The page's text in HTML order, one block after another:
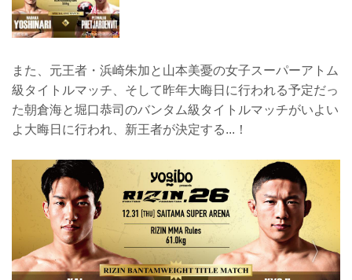
また、元王者・浜崎朱加と山本美憂の女子スーパーアトム
級タイトルマッチ、そして昨年大晦日に行われる予定だっ
た朝倉海と堀口恭司のバンタム級タイトルマッチがいよい
よ大晦日に行われ、新王者が決定する...！